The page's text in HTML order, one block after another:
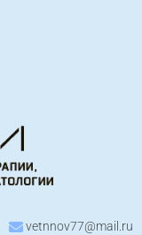
vetnnov77@mail.ru